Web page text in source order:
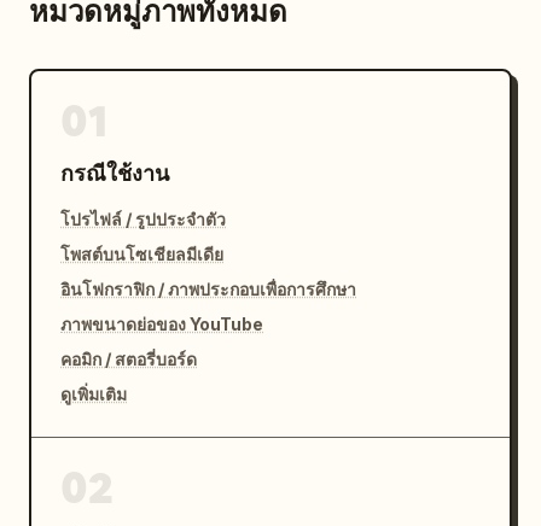
หมวดหมู่ภาพทั้งหมด
กรณีใช้งาน
โปรไฟล์ / รูปประจำตัว
โพสต์บนโซเชียลมีเดีย
อินโฟกราฟิก / ภาพประกอบเพื่อการศึกษา
ภาพขนาดย่อของ YouTube
คอมิก / สตอรี่บอร์ด
ดูเพิ่มเติม